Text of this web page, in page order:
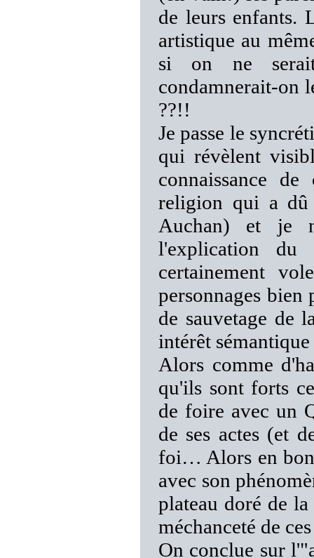
de leurs enfants.
artistique au
si on ne serait
condamnerait-on
??!!
Je passe le
qui révèlent
connaissance
religion qui a dû
Auchan) et je
l'explication du
certainement
personnages bien
de sauvetage de
intérêt
Alors comme
qu'ils sont forts
de foire avec un
de ses actes (et
foi… Alors en bon
avec son
plateau doré de
méchanceté de
On conclue sur